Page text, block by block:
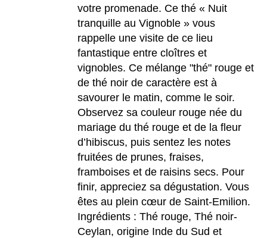
votre promenade. Ce thé« Nuit
tranquille au Vignoble » vous
rappelle une visite de ce lieu
fantastique entre cloîtres et
vignobles. Ce mélange "thé" rouge et
de thé noir de caractère est à
savourer le matin, comme le soir.
Observez sa couleur rouge née du
mariage du thé rouge et de la fleur
d’hibiscus, puis sentez les notes
fruitées de prunes, fraises,
framboises et de raisins secs. Pour
finir, appreciez sa dégustation. Vous
êtes au plein cœur de Saint-Emilion.
Ingrédients : Thé rouge, Thé noir-
Ceylan, origine Inde du Sud et